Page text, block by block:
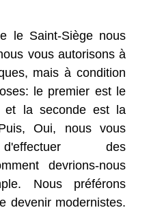
le Saint-Siège nous
vous autorisons à
mais à condition
le premier est le
et la seconde est la
Oui, nous vous
des
devrions-nous
Nous préférons
devenir modernistes.